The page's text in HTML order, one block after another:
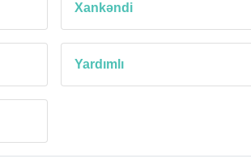
Xankəndi
Yardımlı